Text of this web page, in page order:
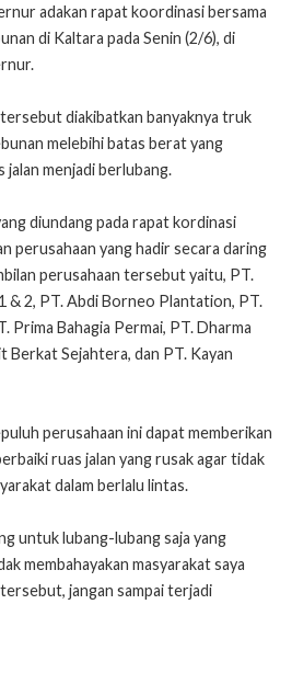
adakan rapat koordinasi bersama
di Kaltara pada Senin (2/6), di
diakibatkan banyaknya truk
melebihi batas berat yang
menjadi berlubang.
diundang pada rapat kordinasi
perusahaan yang hadir secara daring
perusahaan tersebut yaitu, PT.
& 2, PT. Abdi Borneo Plantation, PT.
Prima Bahagia Permai, PT. Dharma
Berkat Sejahtera, dan PT. Kayan
perusahaan ini dapat memberikan
ruas jalan yang rusak agar tidak
dalam berlalu lintas.
untuk lubang-lubang saja yang
membahayakan masyarakat saya
jangan sampai terjadi